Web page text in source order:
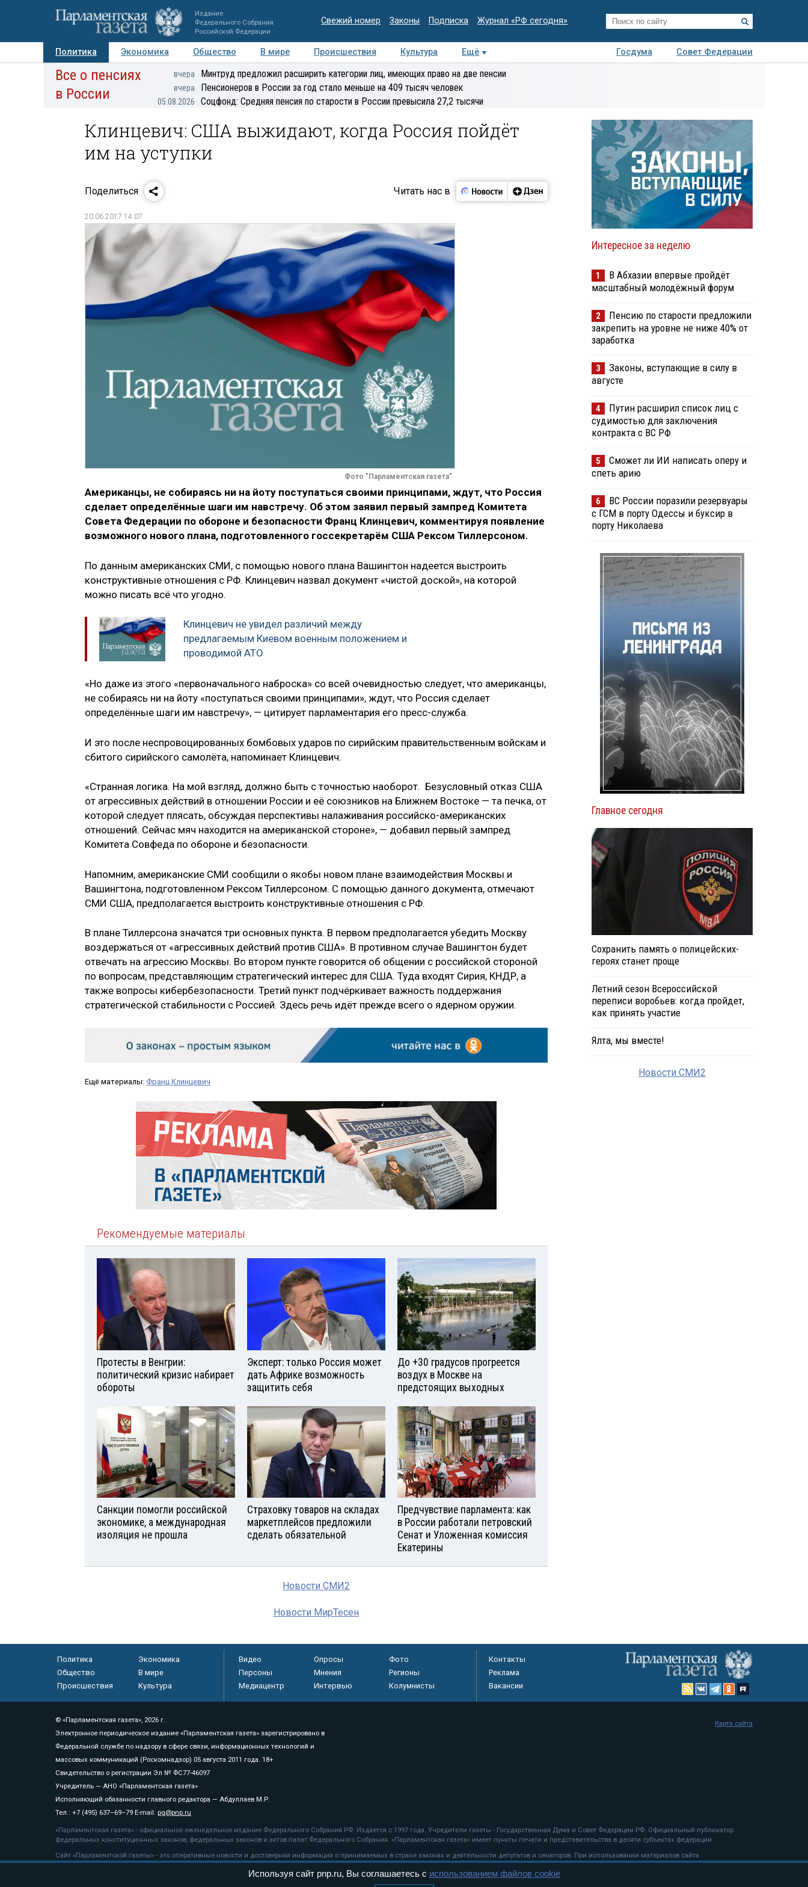
Издание
Федерального Собрания
Российской Федерации
Свежий номер Законы Подписка Журнал «РФ сегодня»
Политика Экономика Общество В мире Происшествия Культура Ещё Госдума
Совет Федерации
Авторы Персоны Мнения Регионы Медиацентр Интервью Колумнисты
Деловая
Все о пенсиях
в России
вчера Минтруд предложил расширить категории лиц, имеющих право на две пенсии
вчера Пенсионеров в России за год стало меньше на 409 тысяч человек
05.08.2026 Соцфонд: Средняя пенсия по старости в России превысила 27,2 тысячи
Клинцевич: США выжидают, когда Россия пойдёт
им на уступки
Поделиться Читать нас в
20.06.2017 14:07
Фото "Парламентская газета"
Американцы, не собираясь ни на йоту поступаться своими принципами, ждут, что Россия
сделает определённые шаги им навстречу. Об этом заявил первый зампред Комитета
Совета Федерации по обороне и безопасности Франц Клинцевич, комментируя появление
возможного нового плана, подготовленного госсекретарём США Рексом Тиллерсоном.
По данным американских СМИ, с помощью нового плана Вашингтон надеется выстроить
конструктивные отношения с РФ. Клинцевич назвал документ «чистой доской», на которой
можно писать всё что угодно.
Клинцевич не увидел различий между
предлагаемым Киевом военным положением и
проводимой АТО
«Но даже из этого «первоначального наброска» со всей очевидностью следует, что американцы,
не собираясь ни на йоту «поступаться своими принципами», ждут, что Россия сделает
определённые шаги им навстречу», — цитирует парламентария его пресс-служба.
И это после неспровоцированных бомбовых ударов по сирийским правительственным войскам и
сбитого сирийского самолёта, напоминает Клинцевич.
«Странная логика. На мой взгляд, должно быть с точностью наоборот. Безусловный отказ США
от агрессивных действий в отношении России и её союзников на Ближнем Востоке — та печка, от
которой следует плясать, обсуждая перспективы налаживания российско-американских
отношений. Сейчас мяч находится на американской стороне», — добавил первый зампред
Комитета Совфеда по обороне и безопасности.
Напомним, американские СМИ сообщили о якобы новом плане взаимодействия Москвы и
Вашингтона, подготовленном Рексом Тиллерсоном. С помощью данного документа, отмечают
СМИ США, предполагается выстроить конструктивные отношения с РФ.
В плане Тиллерсона значатся три основных пункта. В первом предполагается убедить Москву
воздержаться от «агрессивных действий против США». В противном случае Вашингтон будет
отвечать на агрессию Москвы. Во втором пункте говорится об общении с российской стороной
по вопросам, представляющим стратегический интерес для США. Туда входят Сирия, КНДР, а
также вопросы кибербезопасности. Третий пункт подчёркивает важность поддержания
стратегической стабильности с Россией. Здесь речь идёт прежде всего о ядерном оружии.
Ещё материалы: Франц Клинцевич
Рекомендуемые материалы
Протесты в Венгрии:
политический кризис набирает
обороты
Эксперт: только Россия может
дать Африке возможность
защитить себя
До +30 градусов прогреется
воздух в Москве на
предстоящих выходных
Санкции помогли российской
экономике, а международная
изоляция не прошла
Страховку товаров на складах
маркетплейсов предложили
сделать обязательной
Предчувствие парламента: как
в России работали петровский
Сенат и Уложенная комиссия
Екатерины
Новости СМИ2
Новости МирТесен
Интересное за неделю
1
В Абхазии впервые пройдёт
масштабный молодёжный форум
2
Пенсию по старости предложили
закрепить на уровне не ниже 40% от
заработка
3
Законы, вступающие в силу в
августе
4
Путин расширил список лиц с
судимостью для заключения
контракта с ВС РФ
5
Сможет ли ИИ написать оперу и
спеть арию
6
ВС России поразили резервуары
с ГСМ в порту Одессы и буксир в
порту Николаева
Главное сегодня
Сохранить память о полицейских-
героях станет проще
Летний сезон Всероссийской
переписи воробьев: когда пройдет,
как принять участие
Ялта, мы вместе!
Новости СМИ2
Политика
Экономика
Общество
В мире
Происшествия
Культура
Видео Опросы
Фото
Персоны
Мнения
Регионы
Медиацентр
Интервью Колумнисты
Контакты
Реклама
Вакансии
© «Парламентская газета», 2026 г.
Электронное периодическое издание «Парламентская газета» зарегистрировано в
Федеральной службе по надзору в сфере связи, информационных технологий и
массовых коммуникаций (Роскомнадзор) 05 августа 2011 года. 18+
Свидетельство о регистрации Эл № ФС77-46097
Учредитель — АНО «Парламентская газета»
Исполняющий обязанности главного редактора — Абдуллаев М.Р.
Тел.: +7 (495) 637–69–79 E-mail: pg@pnp.ru
«Парламентская газета» - официальное еженедельное издание Федерального Собрания РФ. Издается с 1997 года. Учредители газеты - Государственная Дума и Совет Федерации РФ. Официальный публикатор
федеральных конституционных законов, федеральных законов и актов палат Федерального Собрания. «Парламентская газета» имеет пункты печати и представительства в десяти субъектах федерации.
Сайт «Парламентской газеты» - это оперативные новости и достоверная информация о принимаемых в стране законах и деятельности депутатов и сенаторов. При использовании материалов сайта
«Парламентской газеты» активная ссылка на pnp.ru обязательна.
рекомендательные технологии
Карта сайта
Используя сайт pnp.ru, Вы соглашаетесь с использованием файлов cookie